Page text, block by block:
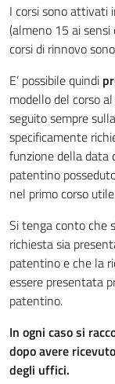
I corsi sono attivati
(almeno 15 ai
corsi di rinnovo
E’ possibile quindi
modello del corso
seguito sempre
specificamente
funzione della data
patentino
nel primo corso
Si tenga conto che
richiesta sia
patentino e che la
essere presentata
patentino.
In ogni caso si
dopo avere
degli uffici.